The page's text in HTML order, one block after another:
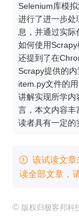
Selenium库模
进行了进一步处
息，并通过实际
如何使用
还提到了在
Scrapy提供的
item.py文件的
讲解实现所学内
言，本文内容丰
读者具有一定的
 该试读文
读全部文章，
© 版权归极客邦科